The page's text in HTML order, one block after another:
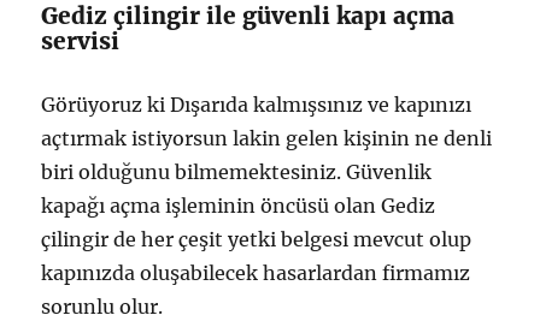
Gediz çilingir ile güvenli kapı açma
servisi
Görüyoruz ki Dışarıda kalmışsınız ve kapınızı
açtırmak istiyorsun lakin gelen kişinin ne denli
biri olduğunu bilmemektesiniz. Güvenlik
kapağı açma işleminin öncüsü olan Gediz
çilingir de her çeşit yetki belgesi mevcut olup
kapınızda oluşabilecek hasarlardan firmamız
sorunlu olur.